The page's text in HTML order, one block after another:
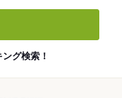
グ検索！